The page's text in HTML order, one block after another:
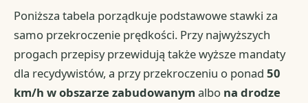
Poniższa tabela porządkuje podstawowe stawki za
samo przekroczenie prędkości. Przy najwyższych
progach przepisy przewidują także wyższe mandaty
dla recydywistów, a przy przekroczeniu o ponad50
km/h w obszarze zabudowanym albo na drodze